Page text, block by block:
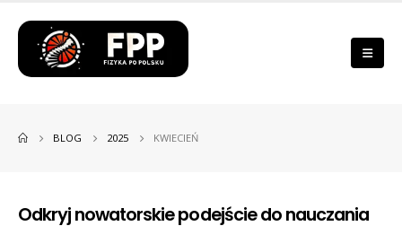
BLOG 2025 KWIECIEŃ
Odkryj nowatorskie podejście do nauczania